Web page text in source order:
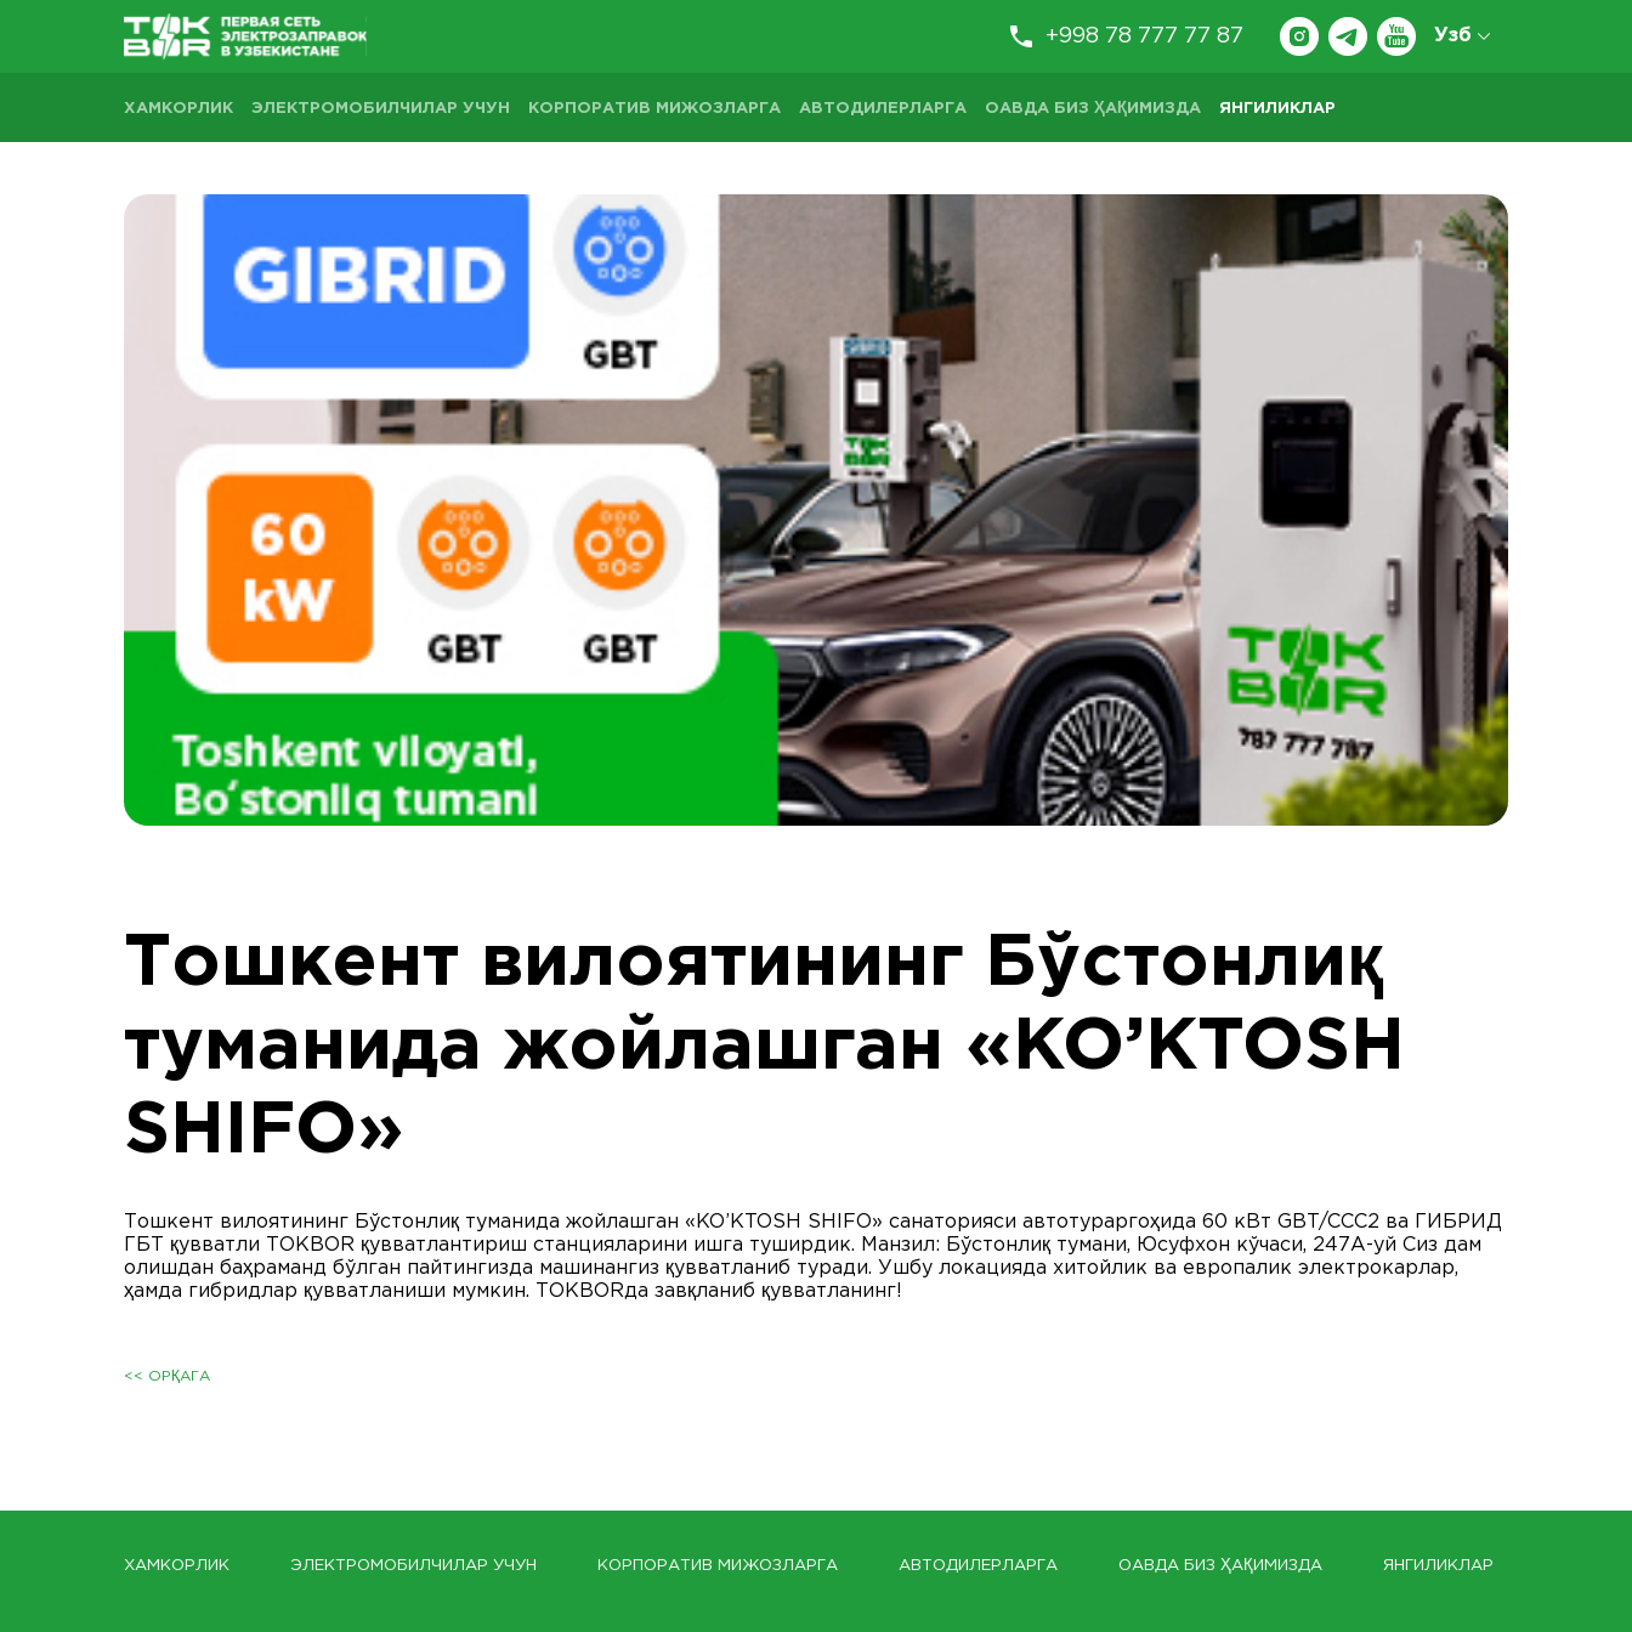
+998 78 777 77 87 Узб
ХАМКОРЛИК ЭЛЕКТРОМОБИЛЧИЛАР УЧУН КОРПОРАТИВ МИЖОЗЛАРГА АВТОДИЛЕРЛАРГА ОАВДА БИЗ ҲАҚИМИЗДА ЯНГИЛИКЛАР
Тошкент вилоятининг Бўстонлиқ
туманида жойлашган «KO’KTOSH
SHIFO»
Тошкент вилоятининг Бўстонлиқ туманида жойлашган «KO’KTOSH SHIFO» санаторияси автотураргоҳида 60 кВт GBT/CCС2 ва ГИБРИД
ГБТ қувватли ТОКBOR қувватлантириш станцияларини ишга туширдик. Манзил: Бўстонлиқ тумани, Юсуфхон кўчаси, 247А-уй Сиз дам
олишдан баҳраманд бўлган пайтингизда машинангиз қувватланиб туради. Ушбу локацияда хитойлик ва европалик электрокарлар,
ҳамда гибридлар қувватланиши мумкин. ТОКBORда завқланиб қувватланинг!
<< ОРҚАГА
ХАМКОРЛИК ЭЛЕКТРОМОБИЛЧИЛАР УЧУН КОРПОРАТИВ МИЖОЗЛАРГА АВТОДИЛЕРЛАРГА ОАВДА БИЗ ҲАҚИМИЗДА ЯНГИЛИКЛАР